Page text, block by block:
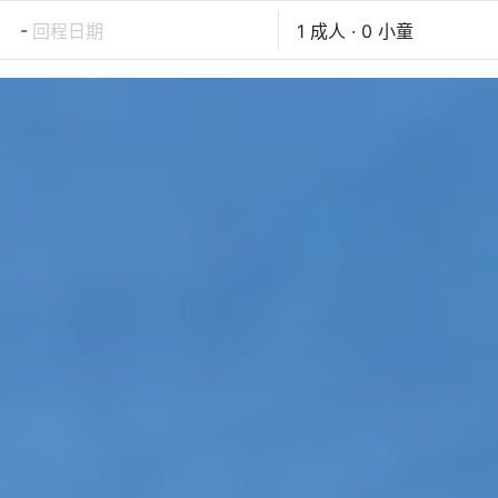
- 回程日期 1 成人 · 0 小童